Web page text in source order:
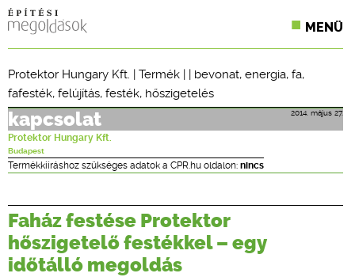
MENÜ
SZAKLAPOK
CPR TERMÉKKIÍRÁS
ÉPÍTÉSI JOG
ONLINE KÉPZÉSEK
TERVEZÉSI SEGÉDLETEK
Protektor Hungary Kft. | Termék | | bevonat, energia, fa,
fafesték, felújítás, festék, hőszigetelés
2014. május 27.
kapcsolat
Protektor Hungary Kft.
Budapest
Termékkiíráshoz szükséges adatok a CPR.hu oldalon: nincs
Faház festése Protektor
hőszigetelő festékkel – egy
időtálló megoldás